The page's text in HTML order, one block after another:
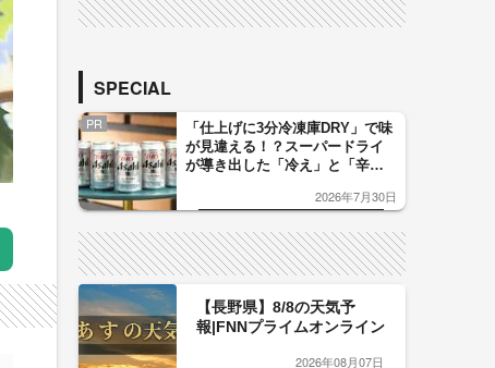
SPECIAL
PR
「仕上げに3分冷凍庫DRY」で味
が見違える！？スーパードライ
が導き出した「冷え」と「辛
した「辛口カーブ」が飲み頃の
2026年7月30日
【長野県】8/8の天気予
報|FNNプライムオンライン
2026年08月07日